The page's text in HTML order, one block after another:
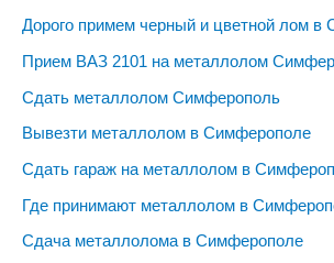
Дорого примем черный и цветной лом в
Прием ВАЗ 2101 на металлолом
Сдать металлолом Симферополь
Вывезти металлолом в Симферополе
Сдать гараж на металлолом в
Где принимают металлолом в
Сдача металлолома в Симферополе